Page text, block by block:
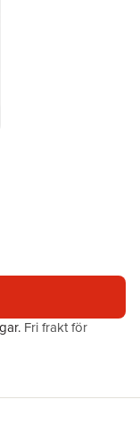
. Fri frakt för